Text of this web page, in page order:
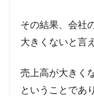
その結果、会社
大きくないと言
売上高が大きく
ということであ